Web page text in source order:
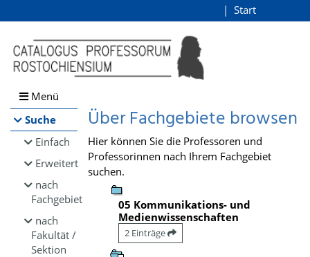
Browsen
direkt zum Inhalt
Start
Menü
Suche
Einfach
Erweitert
nach
Fachgebiet
nach
Fakultät /
Sektion
Über Fachgebiete browsen
Hier können Sie die Professoren und
Professorinnen nach Ihrem Fachgebiet
suchen.
05 Kommunikations- und
Medienwissenschaften
2 Einträge